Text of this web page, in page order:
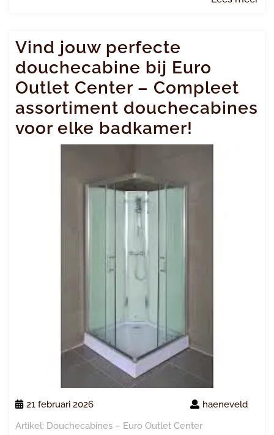
Vind jouw perfecte
douchecabine bij Euro
Outlet Center – Compleet
assortiment douchecabines
voor elke badkamer!
21 februari 2026
haeneveld
Artikel: Douchecabines – Euro Outlet Center